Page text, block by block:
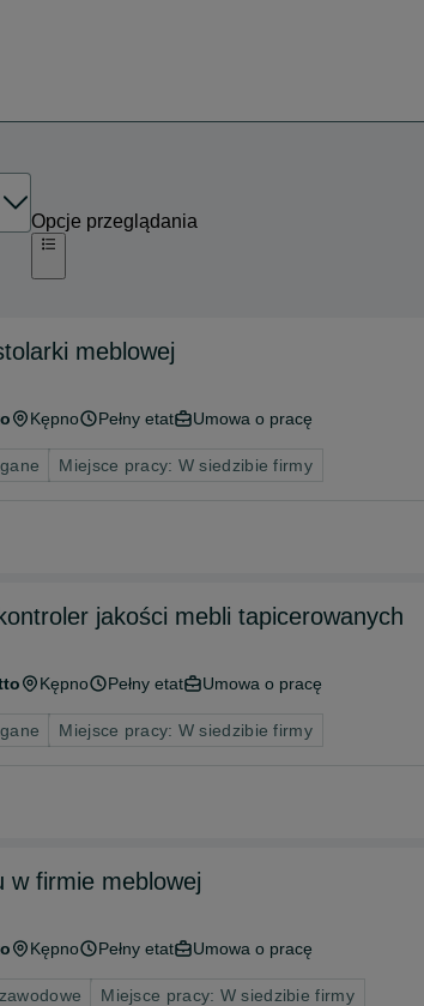
Opcje przeglądania
meblowej
Kępno Pełny etat Umowa o pracę
Miejsce pracy: W siedzibie firmy
jakości mebli tapicerowanych
Kępno Pełny etat Umowa o pracę
Miejsce pracy: W siedzibie firmy
w firmie meblowej
Kępno Pełny etat Umowa o pracę
Miejsce pracy: W siedzibie firmy